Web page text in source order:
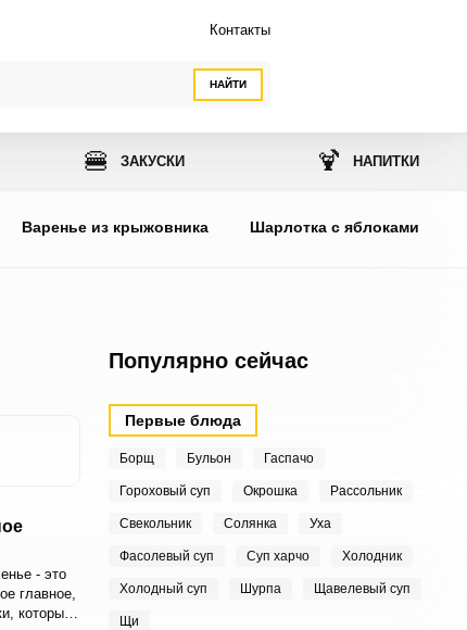
НАЙТИ
Контакты
🍔 ЗАКУСКИ 🍹 НАПИТКИ
Варенье из крыжовника Шарлотка с яблоками
- это
главное,
который
Популярно сейчас
Первые блюда
Борщ Бульон Гаспачо
Гороховый суп Окрошка Рассольник
Свекольник Солянка Уха
Фасолевый суп Суп харчо Холодник
Холодный суп Шурпа Щавелевый суп
Щи